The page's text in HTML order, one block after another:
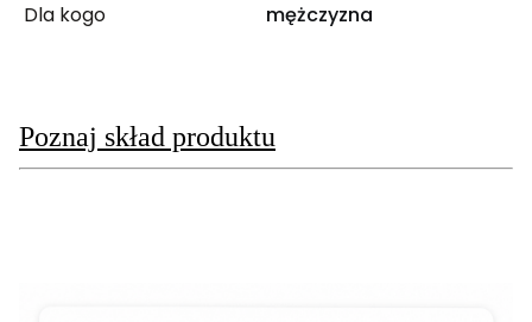
Dla kogo
mężczyzna
Poznaj skład produktu